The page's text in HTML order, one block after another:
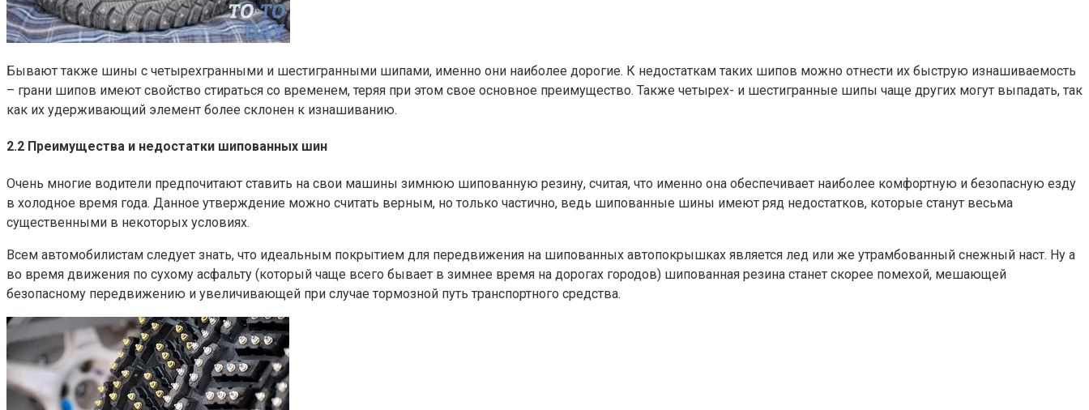
Бывают также шины с четырехгранными и шестигранными шипами, именно они наиболее дорогие. К недостаткам таких шипов можно отнести их быструю изнашиваемость
– грани шипов имеют свойство стираться со временем, теряя при этом свое основное преимущество. Также четырех- и шестигранные шипы чаще других могут выпадать, так
как их удерживающий элемент более склонен к изнашиванию.
2.2 Преимущества и недостатки шипованных шин
Очень многие водители предпочитают ставить на свои машины зимнюю шипованную резину, считая, что именно она обеспечивает наиболее комфортную и безопасную езду
в холодное время года. Данное утверждение можно считать верным, но только частично, ведь шипованные шины имеют ряд недостатков, которые станут весьма
существенными в некоторых условиях.
Всем автомобилистам следует знать, что идеальным покрытием для передвижения на шипованных автопокрышках является лед или же утрамбованный снежный наст. Ну а
во время движения по сухому асфальту (который чаще всего бывает в зимнее время на дорогах городов) шипованная резина станет скорее помехой, мешающей
безопасному передвижению и увеличивающей при случае тормозной путь транспортного средства.